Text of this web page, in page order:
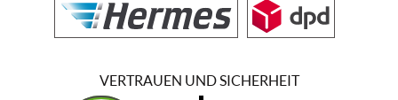
VERTRAUEN UND SICHERHEIT